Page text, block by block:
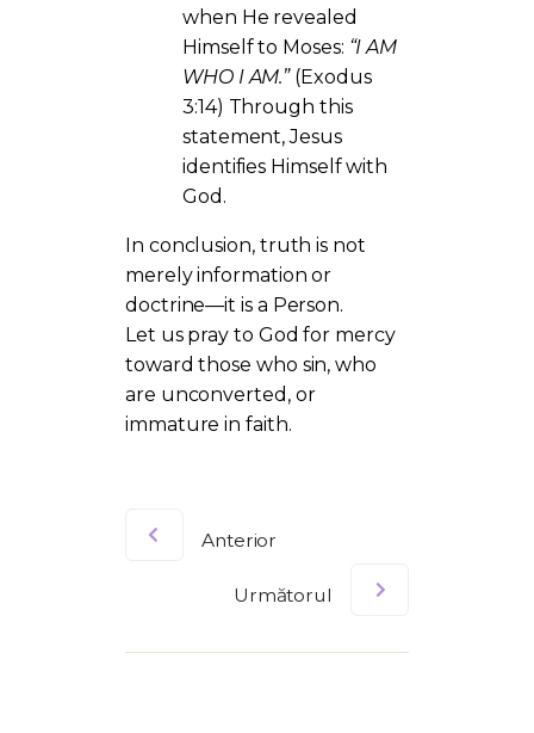
when He revealed
Himself to Moses: “I AM
WHO I AM.”(Exodus
3:14) Through this
statement, Jesus
identifies Himself with
God.
In conclusion, truth is not
merely information or
doctrine—it is a Person.
Let us pray to God for mercy
toward those who sin, who
are unconverted, or
immature in faith.
Anterior
Următorul